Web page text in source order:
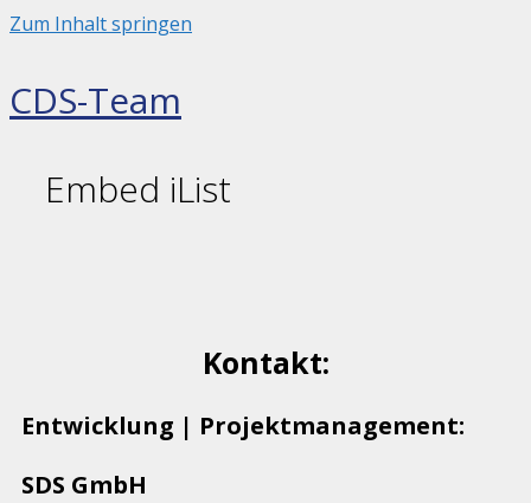
Zum Inhalt springen
CDS-Team
Embed iList
Kontakt:
Entwicklung | Projektmanagement:
SDS GmbH